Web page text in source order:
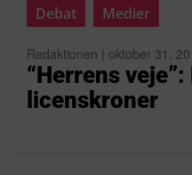
Debat Medier
Redaktionen | oktober 31,
“Herrens
licenskroner